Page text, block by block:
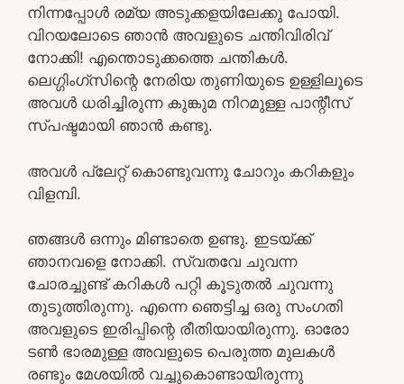
നിന്നപ്പോള്‍ രമ്യ അടുക്കളയിലേക്കു പോയി.
വിറയലോടെ ഞാന്‍ അവളുടെ ചന്തിവിരിവ്
നോക്കി! എന്തൊടുക്കത്തെ ചന്തികള്‍.
ലെഗ്ഗിംഗ്സിന്റെ നേരിയ തുണിയുടെ ഉള്ളിലൂടെ
അവള്‍ ധരിച്ചിരുന്ന കുങ്കുമ നിറമുള്ള പാന്റീസ്
സ്പഷ്ടമായി ഞാന്‍ കണ്ടു.
അവള്‍ പ്ലേറ്റ് കൊണ്ടുവന്നു ചോറും കറികളും
വിളമ്പി.
ഞങ്ങള്‍ ഒന്നും മിണ്ടാതെ ഉണ്ടു. ഇടയ്ക്ക്
ഞാനവളെ നോക്കി. സ്വതവേ ചുവന്ന
ചോരച്ചുണ്ട് കറികള്‍ പറ്റി കൂടുതല്‍ ചുവന്നു
തുടുത്തിരുന്നു. എന്നെ ഞെട്ടിച്ച ഒരു സംഗതി
അവളുടെ ഇരിപ്പിന്റെ രീതിയായിരുന്നു. ഓരോ
ടണ്‍ ഭാരമുള്ള അവളുടെ പെരുത്ത മുലകള്‍
രണ്ടും മേശയില്‍ വച്ചുകൊണ്ടായിരുന്നു